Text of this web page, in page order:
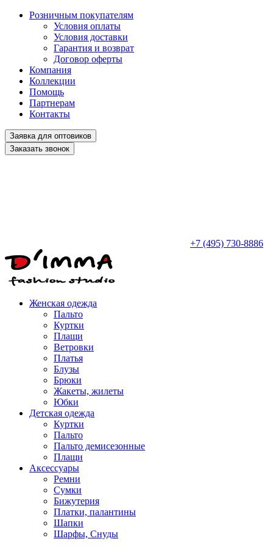
Розничным покупателям
Условия оплаты
Условия доставки
Гарантия и возврат
Договор оферты
Компания
Коллекции
Помощь
Партнерам
Контакты
Заявка для оптовиков
Заказать звонок
+7 (495) 730-8886
Женская одежда
Пальто
Куртки
Плащи
Ветровки
Платья
Блузы
Брюки
Жакеты, жилеты
Юбки
Детская одежда
Куртки
Пальто
Пальто демисезонные
Плащи
Аксессуары
Ремни
Сумки
Бижутерия
Платки, палантины
Шапки
Шарфы, Снуды